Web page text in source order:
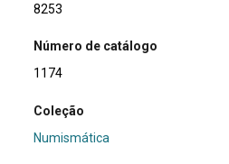
8253
Número de catálogo
1174
Coleção
Numismática